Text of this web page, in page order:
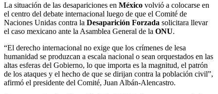
La situación de las desapariciones en México volvió a colocarse en
el centro del debate internacional luego de que el Comité de
Naciones Unidas contra la Desaparición Forzada solicitara llevar
el caso mexicano ante la Asamblea General de la ONU.
“El derecho internacional no exige que los crímenes de lesa
humanidad se produzcan a escala nacional o sean orquestados en las
altas esferas del Gobierno, lo que importa es la magnitud, el patrón
de los ataques y el hecho de que se dirijan contra la población civil”,
afirmó el presidente del Comité, Juan Albán-Alencastro.